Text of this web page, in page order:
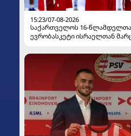
15:23/07-08-2026
საქართველოს 16-წლამდელთა
ევრობასკეტი ისრაელთან